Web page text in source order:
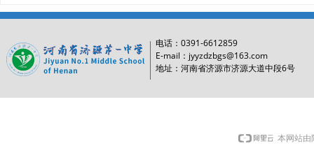
电话： 0391-6612859
E-mail：jyyzdzbgs@163.com
地址：河南省济源市济源大道中段6号
本网站由